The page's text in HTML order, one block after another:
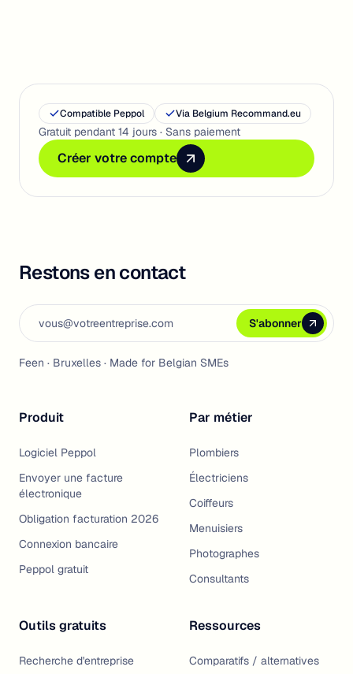
Compatible Peppol Via Belgium Recommand.eu
Gratuit pendant 14 jours · Sans paiement
Créer votre compte
Créer votre compte
Créer votre compte
Restons en contact
Email address
S'abonner
S'abonner
Feen · Bruxelles · Made for Belgian SMEs
Produit
Logiciel Peppol
Envoyer une facture
électronique
Obligation facturation 2026
Connexion bancaire
Peppol gratuit
Par métier
Plombiers
Électriciens
Coiffeurs
Menuisiers
Photographes
Consultants
Outils gratuits
Recherche d'entreprise
Ressources
Comparatifs / alternatives